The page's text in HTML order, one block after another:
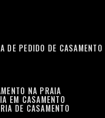
DE PEDIDO DE CASAMENTO
NA PRAIA
EM CASAMENTO
DE CASAMENTO